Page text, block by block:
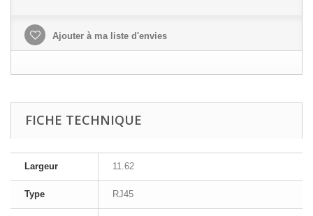
Ajouter à ma liste d'envies
FICHE TECHNIQUE
Largeur 11.62
Type RJ45